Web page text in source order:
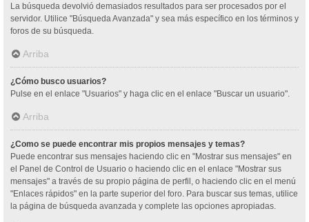
La búsqueda devolvió demasiados resultados para ser procesados por el
servidor. Utilice "Búsqueda Avanzada" y sea más específico en los términos y
foros de su búsqueda.
Arriba
¿Cómo busco usuarios?
Pulse en el enlace "Usuarios" y haga clic en el enlace "Buscar un usuario".
Arriba
¿Como se puede encontrar mis propios mensajes y temas?
Puede encontrar sus mensajes haciendo clic en "Mostrar sus mensajes" en
el Panel de Control de Usuario o haciendo clic en el enlace "Mostrar sus
mensajes" a través de su propio página de perfil, o haciendo clic en el menú
"Enlaces rápidos" en la parte superior del foro. Para buscar sus temas, utilice
la página de búsqueda avanzada y complete las opciones apropiadas.